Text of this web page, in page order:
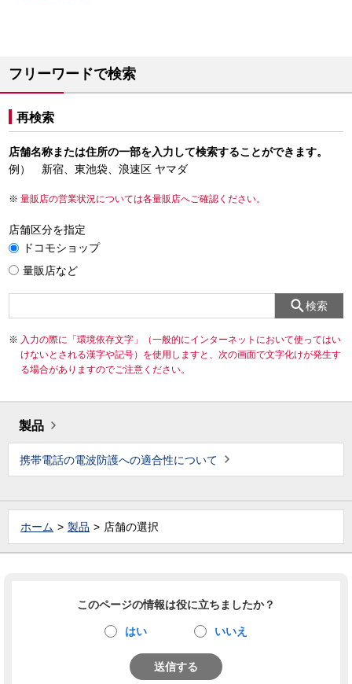
フリーワードで検索
再検索
店舗名称または住所の一部を入力して検索することができます。
例） 新宿、東池袋、浪速区 ヤマダ
量販店の営業状況については各量販店へご確認ください。
店舗区分を指定
ドコモショップ
量販店など
検索
入力の際に「環境依存文字」（一般的にインターネットにおいて使ってはい
けないとされる漢字や記号）を使用しますと、次の画面で文字化けが発生す
る場合がありますのでご注意ください。
製品
携帯電話の電波防護への適合性について
ホーム 製品 店舗の選択
このページの情報は役に立ちましたか？
はい いいえ
送信する